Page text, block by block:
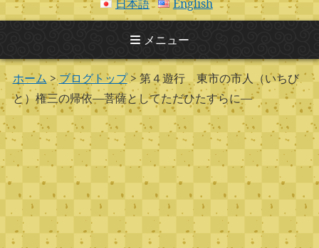
日本語 English
メニュー
ホーム >ブログトップ> 第４遊行 東市の市人（いちび
と）権三の帰依―菩薩としてただひたすらに―